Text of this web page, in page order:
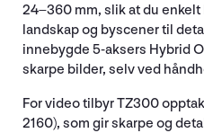
24–360 mm, slik at du
landskap og byscener til
innebygde 5-aksers Hybrid
skarpe bilder, selv ved
For video tilbyr TZ300
2160), som gir skarpe og